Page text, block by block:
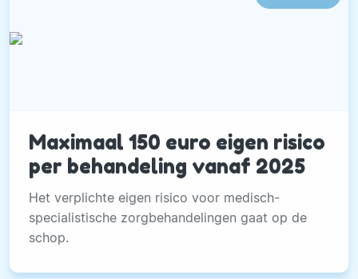
Maximaal 150 euro eigen risico
per behandeling vanaf 2025
Het verplichte eigen risico voor medisch-
specialistische zorgbehandelingen gaat op de
schop.